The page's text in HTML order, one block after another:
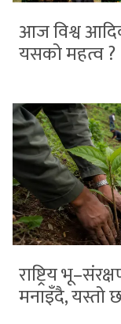
आज विश्व
यसको महत्व ?
राष्ट्रिय
मनाइँदै, यस्तो